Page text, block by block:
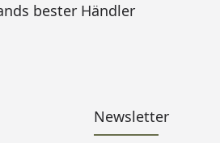
bester Händler
Newsletter